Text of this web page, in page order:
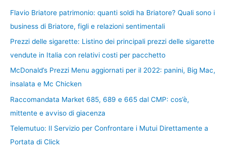
Flavio Briatore patrimonio: quanti soldi ha Briatore? Quali sono i
business di Briatore, figli e relazioni sentimentali
Prezzi delle sigarette: Listino dei principali prezzi delle sigarette
vendute in Italia con relativi costi per pacchetto
McDonald’s Prezzi Menu aggiornati per il 2022: panini, Big Mac,
insalata e Mc Chicken
Raccomandata Market 685, 689 e 665 dal CMP: cos’è,
mittente e avviso di giacenza
Telemutuo: Il Servizio per Confrontare i Mutui Direttamente a
Portata di Click